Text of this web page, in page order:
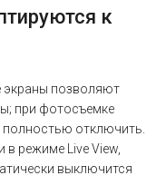
к
позволяют
при фотосъемке
отключить.
в режиме Live View,
выключится